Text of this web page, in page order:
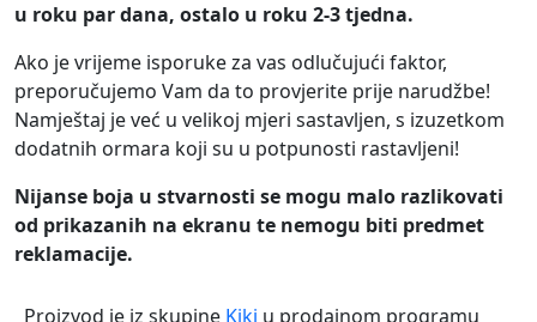
u roku par dana, ostalo u roku 2-3 tjedna.
Ako je vrijeme isporuke za vas odlučujući faktor,
preporučujemo Vam da to provjerite prije narudžbe!
Namještaj je već u velikoj mjeri sastavljen, s izuzetkom
dodatnih ormara koji su u potpunosti rastavljeni!
Nijanse boja u stvarnosti se mogu malo razlikovati
od prikazanih na ekranu te nemogu biti predmet
reklamacije.
Proizvod je iz skupine Kiki u prodajnom programu